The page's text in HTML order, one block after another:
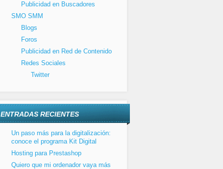
Publicidad en Buscadores
SMO SMM
Blogs
Foros
Publicidad en Red de Contenido
Redes Sociales
Twitter
ENTRADAS RECIENTES
Un paso más para la digitalización:
conoce el programa Kit Digital
Hosting para Prestashop
Quiero que mi ordenador vaya más